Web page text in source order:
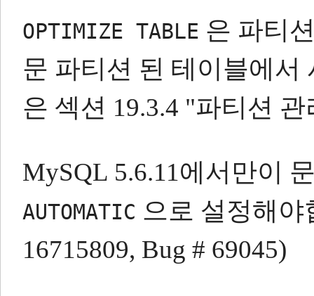
OPTIMIZE TABLE 은 파티
문 파티션 된 테이블에서
은 섹션 19.3.4 "파티션
MySQL 5.6.11에서만이
AUTOMATIC 으로 설정해야
16715809, Bug # 69045)